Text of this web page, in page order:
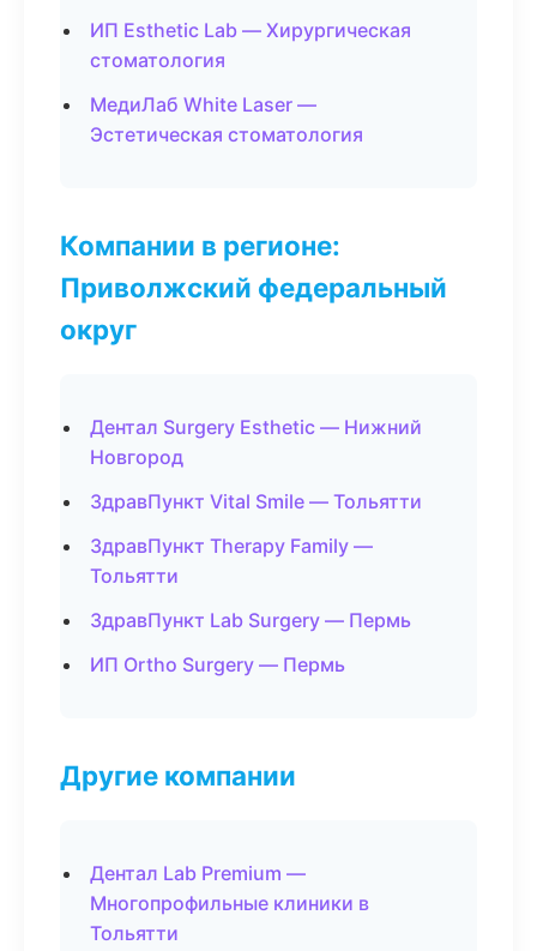
ИП Esthetic Lab — Хирургическая
стоматология
МедиЛаб White Laser —
Эстетическая стоматология
Компании в регионе:
Приволжский федеральный
округ
Дентал Surgery Esthetic — Нижний
Новгород
ЗдравПункт Vital Smile — Тольятти
ЗдравПункт Therapy Family —
Тольятти
ЗдравПункт Lab Surgery — Пермь
ИП Ortho Surgery — Пермь
Другие компании
Дентал Lab Premium —
Многопрофильные клиники в
Тольятти